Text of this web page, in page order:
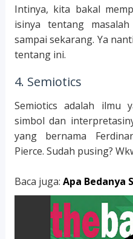
Intinya, kita bakal
isinya tentang
sampai sekarang. Ya
tentang ini.
4. Semiotics
Semiotics adalah ilmu
simbol dan
yang bernama
Pierce. Sudah pusing?
Baca juga: Apa Bedanya